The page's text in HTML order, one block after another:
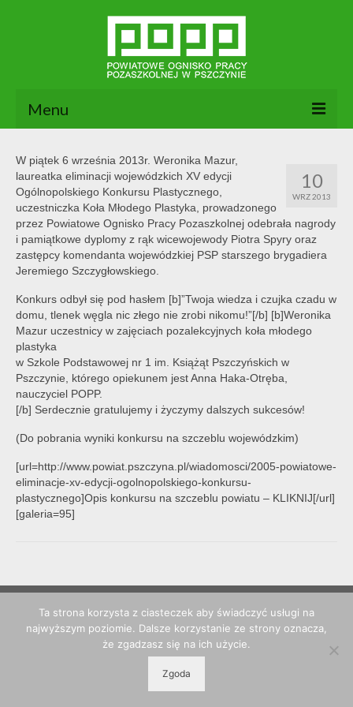
Menu
O nas
Dokumenty POPP
Zajęcia
Kontakt
BIP
10
WRZ 2013
W piątek 6 września 2013r. Weronika Mazur,
laureatka eliminacji wojewódzkich XV edycji
Ogólnopolskiego Konkursu Plastycznego,
uczestniczka Koła Młodego Plastyka, prowadzonego
przez Powiatowe Ognisko Pracy Pozaszkolnej odebrała nagrody
i pamiątkowe dyplomy z rąk wicewojewody Piotra Spyry oraz
zastępcy komendanta wojewódzkiej PSP starszego brygadiera
Jeremiego Szczygłowskiego.
Konkurs odbył się pod hasłem [b]”Twoja wiedza i czujka czadu w
domu, tlenek węgla nic złego nie zrobi nikomu!”[/b] [b]Weronika
Mazur uczestnicy w zajęciach pozalekcyjnych koła młodego
plastyka
w Szkole Podstawowej nr 1 im. Książąt Pszczyńskich w
Pszczynie, którego opiekunem jest Anna Haka-Otręba,
nauczyciel POPP.
[/b] Serdecznie gratulujemy i życzymy dalszych sukcesów!
(Do pobrania wyniki konkursu na szczeblu wojewódzkim)
[url=http://www.powiat.pszczyna.pl/wiadomosci/2005-powiatowe-
eliminacje-xv-edycji-ogolnopolskiego-konkursu-
plastycznego]Opis konkursu na szczeblu powiatu – KLIKNIJ[/url]
[galeria=95]
© 2026 POPP Pszczyna - WordPress Theme byKadence WP
Ta strona korzysta z ciasteczek aby świadczyć usługi na
najwyższym poziomie. Dalsze korzystanie ze strony oznacza,
że zgadzasz się na ich użycie.
Zgoda